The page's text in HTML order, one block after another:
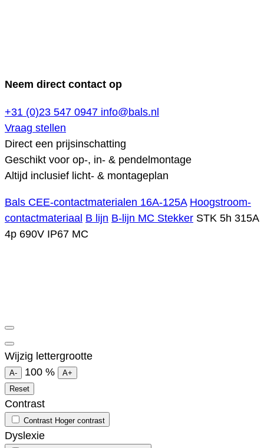
Neem direct contact op
+31 (0)23 547 0947 info@bals.nl
Vraag stellen
Direct een prijsinschatting
Geschikt voor op-, in- & pendelmontage
Altijd inclusief licht- & montageplan
Bals CEE-contactmaterialen 16A-125A Hoogstroom-
contactmateriaal B lijn B-lijn MC Stekker STK 5h 315A
4p 690V IP67 MC
Wijzig lettergrootte
A- 100 %
A+
Reset
Contrast
Contrast Hoger contrast
Dyslexie